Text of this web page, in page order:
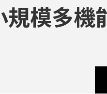
模多機